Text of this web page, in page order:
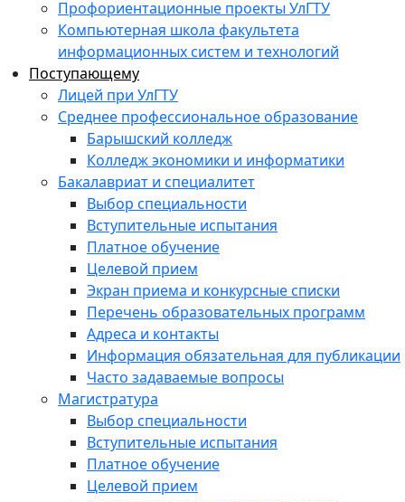
Профориентационные проекты УлГТУ
Компьютерная школа факультета
информационных систем и технологий
Поступающему
Лицей при УлГТУ
Среднее профессиональное образование
Барышский колледж
Колледж экономики и информатики
Бакалавриат и специалитет
Выбор специальности
Вступительные испытания
Платное обучение
Целевой прием
Экран приема и конкурсные списки
Перечень образовательных программ
Адреса и контакты
Информация обязательная для публикации
Часто задаваемые вопросы
Магистратура
Выбор специальности
Вступительные испытания
Платное обучение
Целевой прием